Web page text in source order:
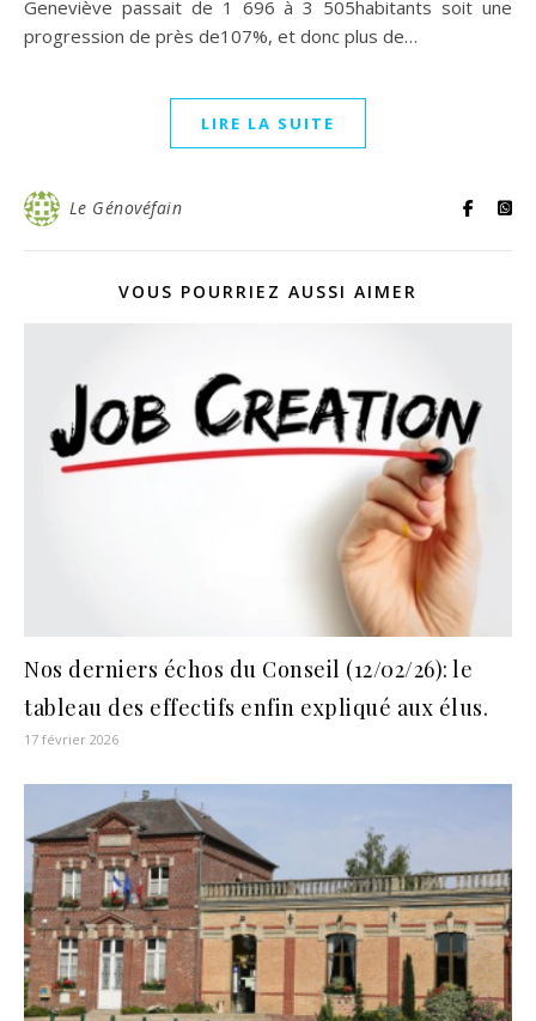
Geneviève passait de 1 696 à 3 505habitants soit une
progression de près de107%, et donc plus de…
LIRE LA SUITE
Le Génovéfain
VOUS POURRIEZ AUSSI AIMER
Nos derniers échos du Conseil (12/02/26): le
tableau des effectifs enfin expliqué aux élus.
17 février 2026